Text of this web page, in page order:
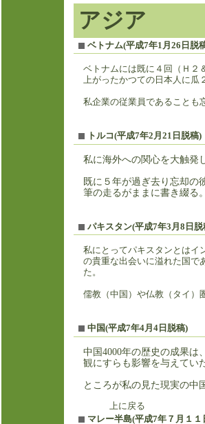
アジア
ベトナム(平成7年1月26日脱
ベトナムには既に４回（Ｈ２
上がったかつての日本人に瓜
私企業の従業員であることも
トルコ(平成7年2月21日脱稿)
私に海外への関心を大触発
既に５年が過ぎ去り忘却の
筆の走るがままに書き綴る。
パキスタン(平成7年3月8日脱
私にとってパキスタンとはイ
の貴重な出会いに溢れた国で
儒教（中国）や仏教（タイ）
中国(平成7年4月4日脱稿)
中国 4000年の歴史の成果は
観にすらも影響を与えてい
ところが私の見た現実の中
上に戻る
マレー半島(平成7年７月１１